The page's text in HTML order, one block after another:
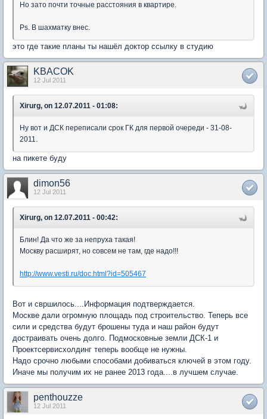
Но зато почти точные расстояния в квартире.
Ps. В шахматку внес.
это где такие планы ты нашёл доктор ссылку в студию
KBACOK
12 Jul 2011
Xirurg, on 12.07.2011 - 01:08:
Ну вот и ДСК переписали срок ГК для первой очереди - 31-08-
2011.
на пикете буду
dimon56
12 Jul 2011
Xirurg, on 12.07.2011 - 00:42:
Блин! Да что же за непруха такая!
Москву расширят, но совсем не там, где надо!!!
http://www.vesti.ru/doc.html?id=505467
Вот и свршилось....Информация подтверждается.
Москве дали огромную площадь под строительство. Теперь все
сили и средства будут брошены туда и наш район будут
достраивать очень долго. Подмосковные земли ДСК-1 и
Проектсервисхолдинг теперь вообще не нужны.
Надо срочно любыми способами добиваться ключей в этом году.
Иначе мы получим их не ранее 2013 года....в лучшем случае.
penthouzze
12 Jul 2011